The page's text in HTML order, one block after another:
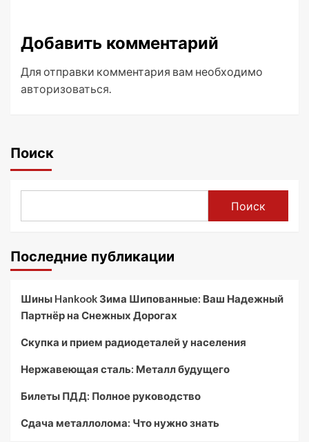
Добавить комментарий
Для отправки комментария вам необходимо
авторизоваться.
Поиск
Поиск
Последние публикации
Шины Hankook Зима Шипованные: Ваш Надежный
Партнёр на Снежных Дорогах
Скупка и прием радиодеталей у населения
Нержавеющая сталь: Металл будущего
Билеты ПДД: Полное руководство
Сдача металлолома: Что нужно знать